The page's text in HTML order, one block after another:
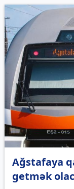
Ağstafaya
getmək